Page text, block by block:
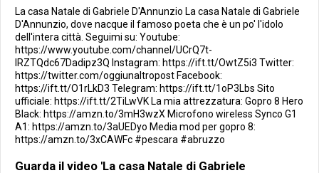
La casa Natale di Gabriele D'Annunzio La casa Natale di Gabriele
D'Annunzio, dove nacque il famoso poeta che è un po' l'idolo
dell'intera città. Seguimi su: Youtube:
https://www.youtube.com/channel/UCrQ7t-
IRZTQdc67Dadipz3Q Instagram: https://ift.tt/OwtZ5i3 Twitter:
https://twitter.com/oggiunaltropost Facebook:
https://ift.tt/O1rLkD3 Telegram: https://ift.tt/1oP3Lbs Sito
ufficiale: https://ift.tt/2TiLwVK La mia attrezzatura: Gopro 8 Hero
Black: https://amzn.to/3mH3wzX Microfono wireless Synco G1
A1: https://amzn.to/3aUEDyo Media mod per gopro 8:
https://amzn.to/3xCAWFc #pescara #abruzzo
Guarda il video 'La casa Natale di Gabriele